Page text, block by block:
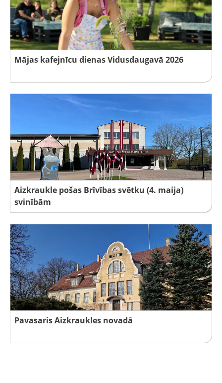
Mājas kafejnīcu dienas Vidusdaugavā 2026
Aizkraukle pošas Brīvības svētku (4. maija)
svinībām
Pavasaris Aizkraukles novadā